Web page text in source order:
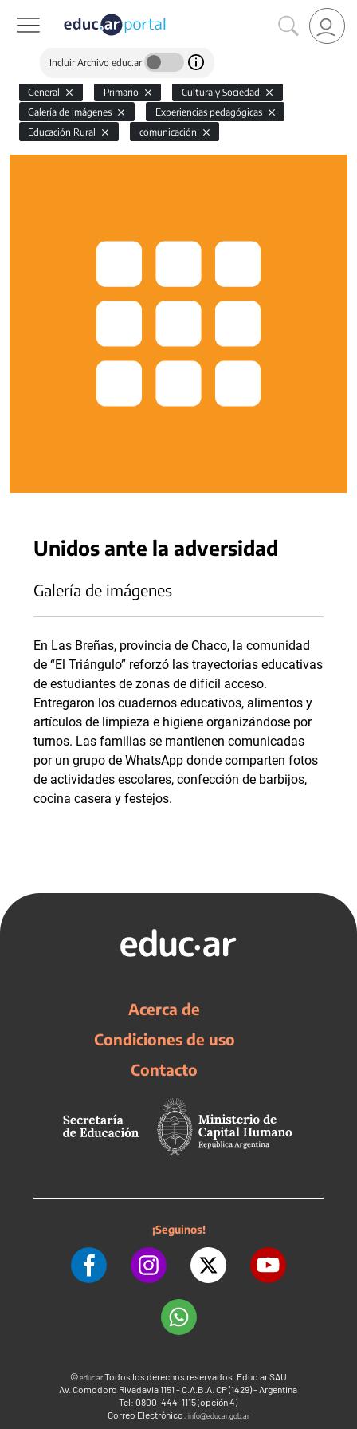
Incluir Archivo educ.ar
General Primario
Cultura y Sociedad
Galería de imágenes
Experiencias pedagógicas
Educación Rural
comunicación
Unidos ante la adversidad
Galería de imágenes
En Las Breñas, provincia de Chaco, la comunidad
de “El Triángulo” reforzó las trayectorias educativas
de estudiantes de zonas de difícil acceso.
Entregaron los cuadernos educativos, alimentos y
artículos de limpieza e higiene organizándose por
turnos. Las familias se mantienen comunicadas
por un grupo de WhatsApp donde comparten fotos
de actividades escolares, confección de barbijos,
cocina casera y festejos.
Acerca de
Condiciones de uso
Contacto
¡Seguinos!
©educ.arTodos los derechos reservados. Educ.ar SAU
Av. Comodoro Rivadavia 1151 - C.A.B.A. CP (1429) - Argentina
Tel: 0800-444-1115 (opción 4)
Correo Electrónico: info@educar.gob.ar